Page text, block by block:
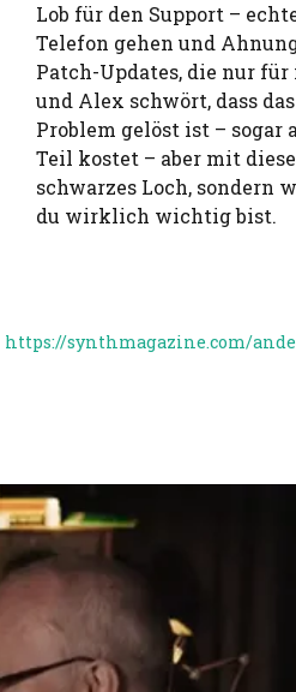
Lob für den Support –
Telefon gehen und
Patch-Updates, die nur
und Alex schwört, dass
Problem gelöst ist – sogar
Teil kostet – aber mit
schwarzes Loch, sondern
du wirklich wichtig bist.
https://synthmagazine.com/